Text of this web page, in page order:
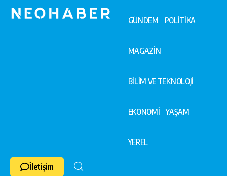
GÜNDEM POLİTİKA
MAGAZİN
BİLİM VE TEKNOLOJİ
EKONOMİ YAŞAM
YEREL
İletişim